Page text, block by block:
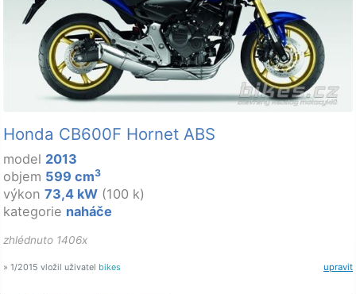
Honda CB600F Hornet ABS
model 2013
objem 599 cm3
výkon 73,4 kW (100 k)
kategorie naháče
zhlédnuto 1406x
upravit
» 1/2015 vložil uživatel bikes